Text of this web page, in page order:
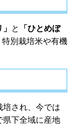
と
「ひとめぼ
別栽培米や有機
培され、今では
県下全域に産地